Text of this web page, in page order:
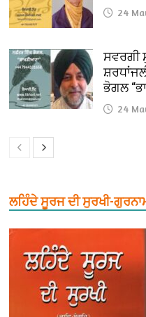
24
ਸਵਰਗੀ
ਭੋਗਲ
24
ਲਹਿੰਦੇ ਸੂਰਜ ਦੀ ਸੁਰਖੀ-